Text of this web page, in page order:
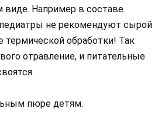
виде. Например в составе
не рекомендуют сырой
термической обработки! Так
отравление, и питательные
пюре детям.